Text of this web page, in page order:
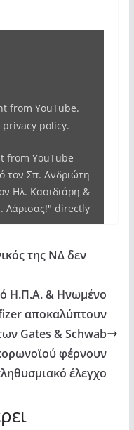
from YouTube.
privacy policy.
from YouTube
τον Σπ. Ανδριώτη
Ηλ. Κασιδιάρη &
Λάρισας!" directly
της ΝΔ δεν
Η.Π.Α. & Ηνωμένο
αποκαλύπτουν
Gates & Schwab
φέρνουν
έλεγχο